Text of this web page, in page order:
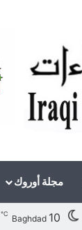
مجلة أوروك
Baghdad 10
℃